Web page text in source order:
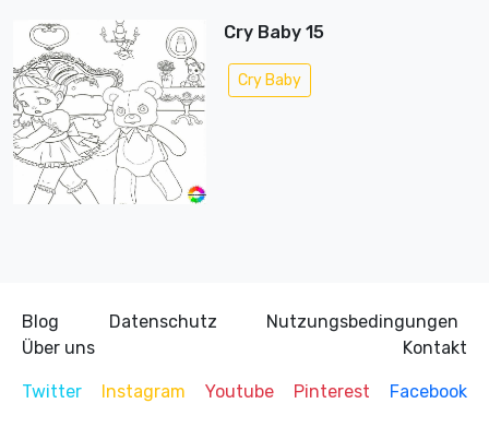
Cry Baby 15
Cry Baby
Blog Datenschutz
Nutzungsbedingungen
Über uns
Kontakt
Twitter Instagram Youtube Pinterest Facebook